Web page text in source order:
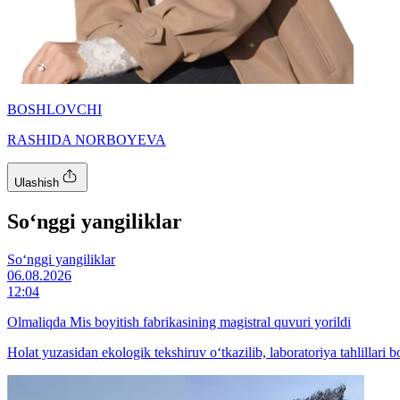
BOSHLOVCHI
RASHIDA NORBOYEVA
Ulashish
So‘nggi yangiliklar
So‘nggi yangiliklar
06.08.2026
12:04
Olmaliqda Mis boyitish fabrikasining magistral quvuri yorildi
Holat yuzasidan ekologik tekshiruv o‘tkazilib, laboratoriya tahlillari